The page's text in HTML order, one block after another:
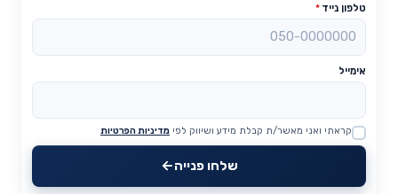
טלפון נייד *
אימייל
Website
קראתי ואני מאשר/ת קבלת מידע ושיווק לפי מדיניות הפרטיות
שלחו פנייה